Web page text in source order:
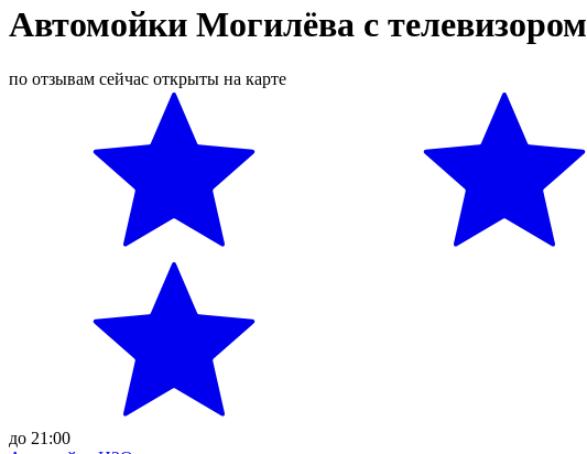
Автомойки Могилёва с телевизором
по отзывам сейчас открыты на карте
до 21:00